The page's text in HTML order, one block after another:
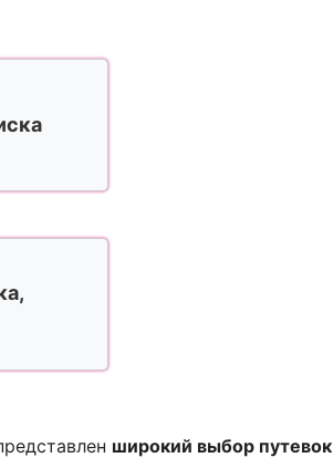
широкий выбор путевок